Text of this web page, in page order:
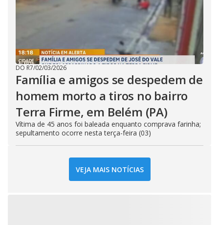
DO R7/02/03/2026
Família e amigos se despedem de
homem morto a tiros no bairro
Terra Firme, em Belém (PA)
Vítima de 45 anos foi baleada enquanto comprava farinha;
sepultamento ocorre nesta terça-feira (03)
VEJA MAIS NOTÍCIAS